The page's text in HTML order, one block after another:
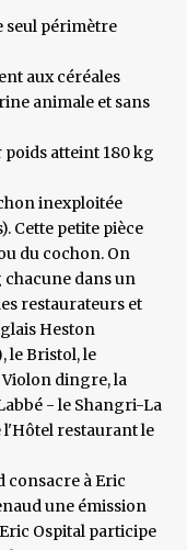
seul périmètre
aux céréales
animale et sans
atteint 180 kg
inexploitée
Cette petite pièce
du cochon. On
chacune dans un
restaurateurs et
Heston
le Bristol, le
dingre, la
- le Shangri-La
l'Hôtel restaurant le
consacre à Eric
une émission
Ospital participe